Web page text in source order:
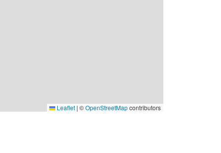
Leaflet | ©OpenStreetMapcontributors